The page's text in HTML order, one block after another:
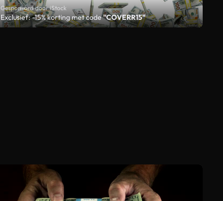
Gesponsord door iStock
Exclusief: -15% korting met code"COVERR15"